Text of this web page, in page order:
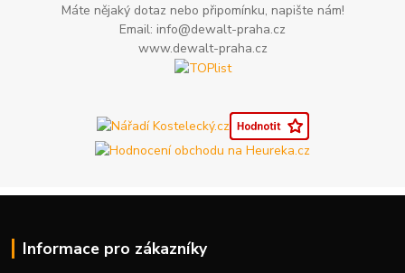
Máte nějaký dotaz nebo připomínku, napište nám!
Email: info@dewalt-praha.cz
www.dewalt-praha.cz
Informace pro zákazníky